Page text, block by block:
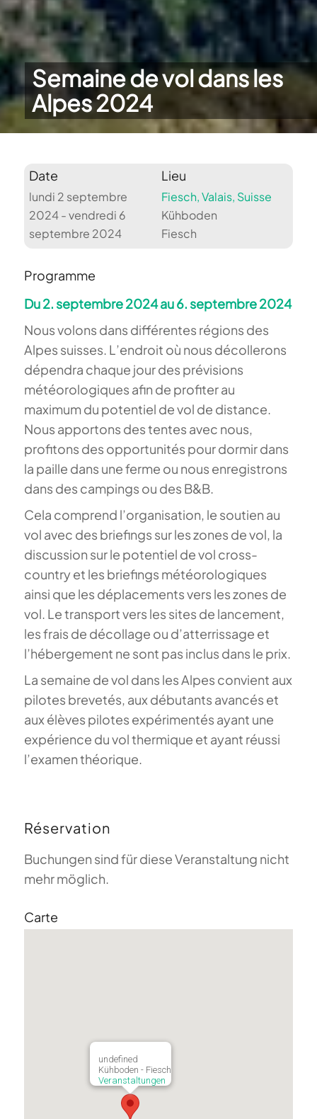
Semaine de vol dans les
Alpes 2024
Date
lundi 2 septembre
2024 - vendredi 6
septembre 2024
Lieu
Fiesch, Valais, Suisse
Kühboden
Fiesch
Programme
Du 2. septembre 2024 au 6. septembre 2024
Nous volons dans différentes régions des
Alpes suisses. L’endroit où nous décollerons
dépendra chaque jour des prévisions
météorologiques afin de profiter au
maximum du potentiel de vol de distance.
Nous apportons des tentes avec nous,
profitons des opportunités pour dormir dans
la paille dans une ferme ou nous enregistrons
dans des campings ou des B&B.
Cela comprend l’organisation, le soutien au
vol avec des briefings sur les zones de vol, la
discussion sur le potentiel de vol cross-
country et les briefings météorologiques
ainsi que les déplacements vers les zones de
vol. Le transport vers les sites de lancement,
les frais de décollage ou d’atterrissage et
l’hébergement ne sont pas inclus dans le prix.
La semaine de vol dans les Alpes convient aux
pilotes brevetés, aux débutants avancés et
aux élèves pilotes expérimentés ayant une
expérience du vol thermique et ayant réussi
l’examen théorique.
Réservation
Buchungen sind für diese Veranstaltung nicht
mehr möglich.
Carte
undefined
Kühboden - Fiesch
Veranstaltungen